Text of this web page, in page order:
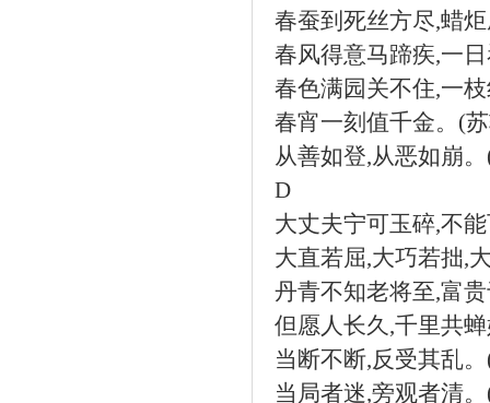
春蚕到死丝方尽,蜡
春风得意马蹄疾,一
春色满园关不住,一
春宵一刻值千金。 (
从善如登,从恶如崩。
D
大丈夫宁可玉碎,不
大直若屈,大巧若拙,
丹青不知老将至,富
但愿人长久 ,千里共
当断不断,反受其乱。
当局者迷,旁观者清。